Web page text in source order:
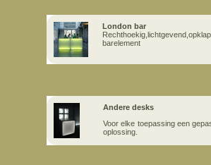
London bar
barelement
Andere desks
Voor elke toepassing een
oplossing.